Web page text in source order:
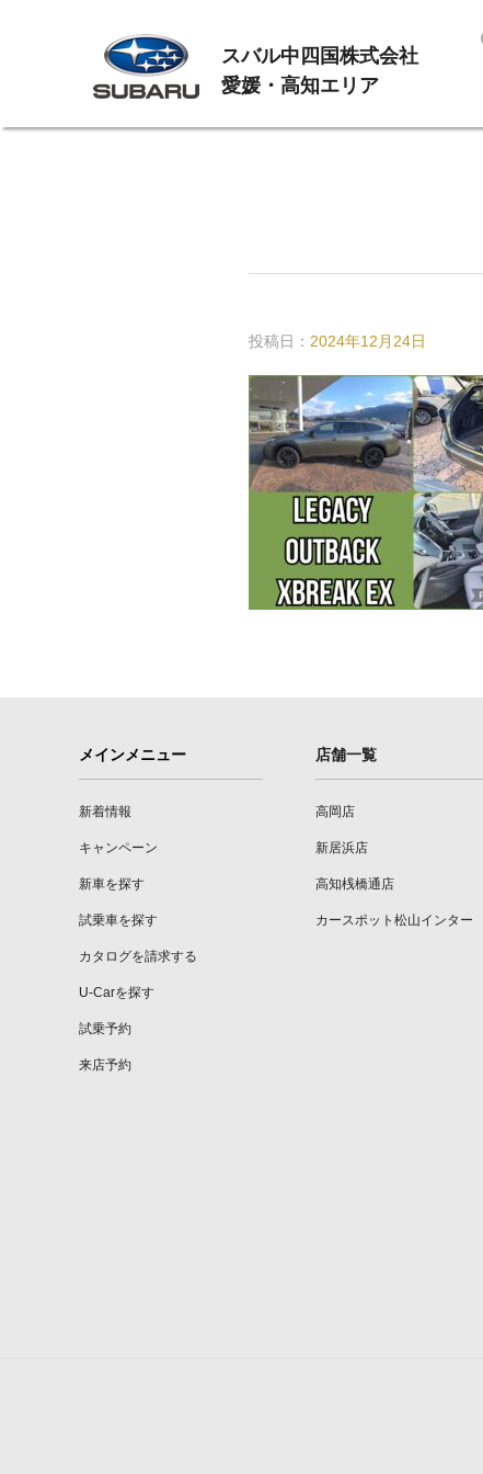
スバル中四国株式会社
愛媛・高知エリア
投稿日： 2024年12月24日
メインメニュー
新着情報
キャンペーン
新車を探す
試乗車を探す
カタログを請求する
U-Carを探す
試乗予約
来店予約
店舗一覧
高岡店
新居浜店
高知桟橋通店
カースポット松山インター